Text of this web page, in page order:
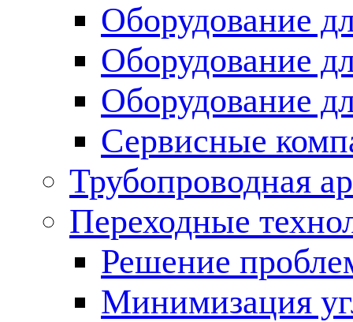
Оборудование
Оборудование
Оборудование
Сервисные
Трубопроводная
Переходные
Решение
Минимизация